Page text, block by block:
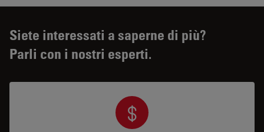
Siete interessati a saperne di più?
Parli con i nostri esperti.